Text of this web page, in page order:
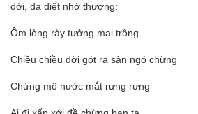
dời, da diết nhớ thương:
Ôm lòng rày tưởng mai trông
Chiều chiều dời gót ra sân ngó chừng
Chừng mô nước mắt rưng rưng